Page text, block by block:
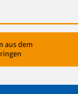
aus dem